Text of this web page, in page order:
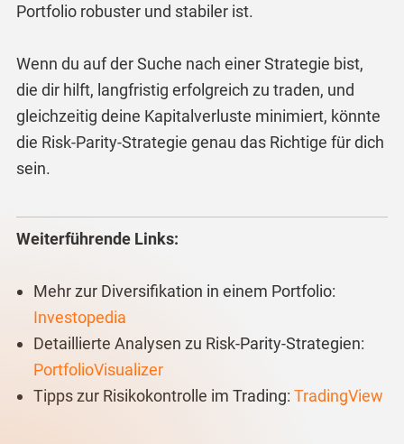
Portfolio robuster und stabiler ist.
Wenn du auf der Suche nach einer Strategie bist,
die dir hilft, langfristig erfolgreich zu traden, und
gleichzeitig deine Kapitalverluste minimiert, könnte
die Risk-Parity-Strategie genau das Richtige für dich
sein.
Weiterführende Links:
Mehr zur Diversifikation in einem Portfolio:
Investopedia
Detaillierte Analysen zu Risk-Parity-Strategien:
PortfolioVisualizer
Tipps zur Risikokontrolle im Trading: TradingView